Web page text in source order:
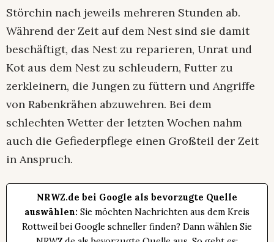
Störchin nach jeweils mehreren Stunden ab.
Während der Zeit auf dem Nest sind sie damit
beschäftigt, das Nest zu reparieren, Unrat und
Kot aus dem Nest zu schleudern, Futter zu
zerkleinern, die Jungen zu füttern und Angriffe
von Rabenkrähen abzuwehren. Bei dem
schlechten Wetter der letzten Wochen nahm
auch die Gefiederpflege einen Großteil der Zeit
in Anspruch.
NRWZ.de bei Google als bevorzugte Quelle
auswählen: Sie möchten Nachrichten aus dem Kreis
Rottweil bei Google schneller finden? Dann wählen Sie